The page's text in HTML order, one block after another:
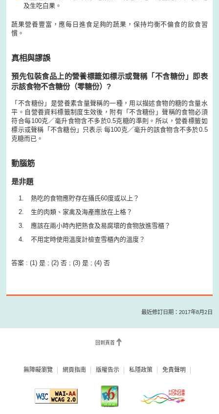
及生吃白果。
蔬果營養豐富，應每日進食足夠的蔬果，保持均衡不偏食的飲食習
慣。
真相與謬誤
預先包裝食品上的營養標籤如標示或聲稱「不含糖份」即表
示該食物不含糖份（零糖份）?
「不含糖份」是營養素含量聲稱的一種，用以描述食物的糖的含量水
平。自營養資料標籤制度生效後，附有「不含糖份」聲稱的食物必須
符合每100克／毫升食物含不多於0.5克糖的準則。所以，營養標籤如
標示或聲稱「不含糖份」只表示 每100克／毫升的該食物含不多於0.5
克糖而已。
動腦筋
是非題
熱吃的食物應貯存在攝氏60度或以上？
生的肉類、家禽及海產應放在上格？
應該在兩小時內把熟食及易腐壞的食物放進雪櫃？
不用定時使用溫度計檢查雪櫃內的溫度？
答案 : (1) 是 ; (2) 否 ; (3) 是 ; (4) 否
最近修訂日期：2017年8月2日
回到頁首
無障礙瀏覽 網頁指南 版權告示 私隱政策 免責聲明